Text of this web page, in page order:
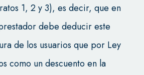
1, 2 y 3), es decir, que en
debe deducir este
de los usuarios que por Ley
como un descuento en la